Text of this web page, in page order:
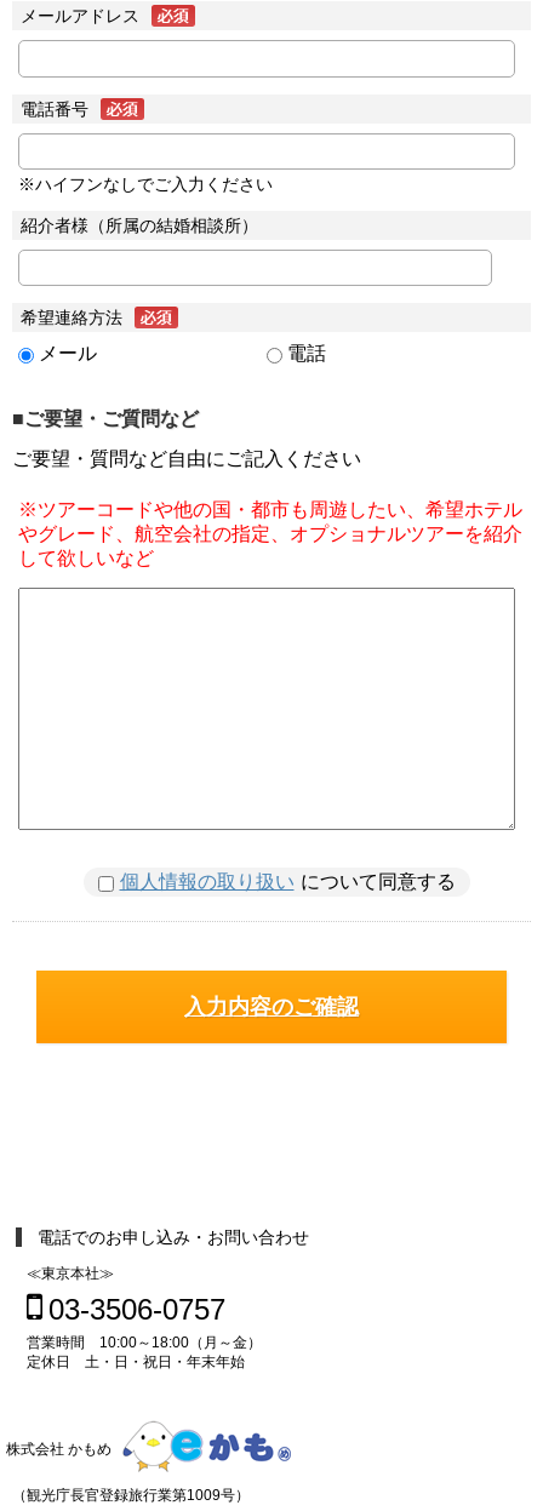
メールアドレス
電話番号
※ハイフンなしでご入力ください
紹介者様（所属の結婚相談所）
希望連絡方法
メール 電話
■ご要望・ご質問など
ご要望・質問など自由にご記入ください
※ツアーコードや他の国・都市も周遊したい、希望ホテル
やグレード、航空会社の指定、オプショナルツアーを紹介
して欲しいなど
個人情報の取り扱い について同意する
電話でのお申し込み・お問い合わせ
≪東京本社≫
03-3506-0757
営業時間 10:00～18:00（月～金）
定休日 土・日・祝日・年末年始
株式会社 かもめ
（観光庁長官登録旅行業第1009号）